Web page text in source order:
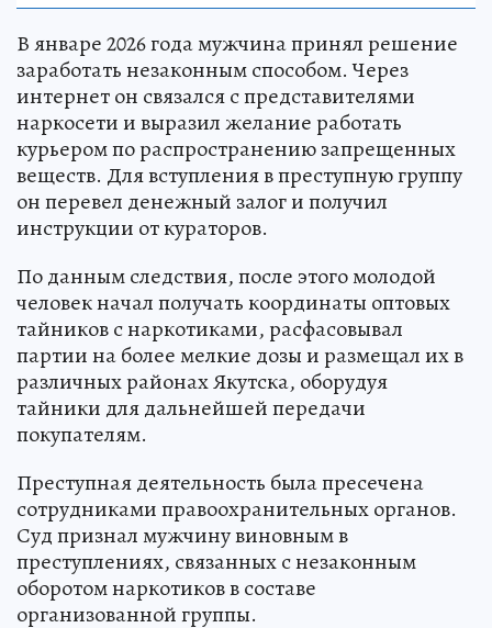
В январе 2026 года мужчина принял решение
заработать незаконным способом. Через
интернет он связался с представителями
наркосети и выразил желание работать
курьером по распространению запрещенных
веществ. Для вступления в преступную группу
он перевел денежный залог и получил
инструкции от кураторов.
По данным следствия, после этого молодой
человек начал получать координаты оптовых
тайников с наркотиками, расфасовывал
партии на более мелкие дозы и размещал их в
различных районах Якутска, оборудуя
тайники для дальнейшей передачи
покупателям.
Преступная деятельность была пресечена
сотрудниками правоохранительных органов.
Суд признал мужчину виновным в
преступлениях, связанных с незаконным
оборотом наркотиков в составе
организованной группы.